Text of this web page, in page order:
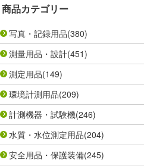
商品カテゴリー
写真・記録用品(380)
測量用品・設計(451)
測定用品(149)
環境計測用品(209)
計測機器・試験機(246)
水質・水位測定用品(204)
安全用品・保護装備(245)